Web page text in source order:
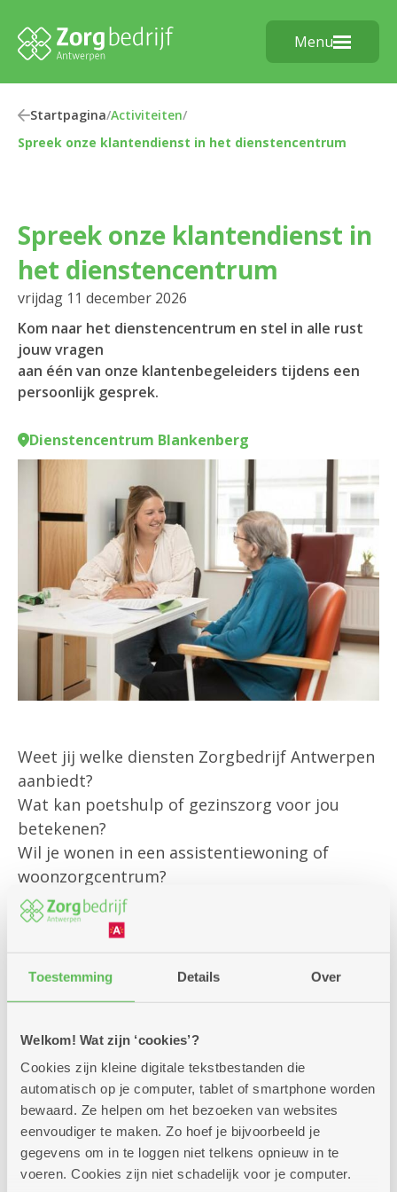
Toestemming Details Over
Welkom! Wat zijn ‘cookies’?
Cookies zijn kleine digitale tekstbestanden die
automatisch op je computer, tablet of smartphone worden
bewaard. Ze helpen om het bezoeken van websites
eenvoudiger te maken. Zo hoef je bijvoorbeeld je
gegevens om in te loggen niet telkens opnieuw in te
voeren. Cookies zijn niet schadelijk voor je computer.
Menu
Startpagina/Activiteiten/
Spreek onze klantendienst in het dienstencentrum
Spreek onze klantendienst in
het dienstencentrum
vrijdag 11 december 2026
Kom naar het dienstencentrum en stel in alle rust
jouw vragen
aan één van onze klantenbegeleiders tijdens een
persoonlijk gesprek.
Dienstencentrum Blankenberg
Weet jij welke diensten Zorgbedrijf Antwerpen
aanbiedt?
Wat kan poetshulp of gezinszorg voor jou
betekenen?
Wil je wonen in een assistentiewoning of
woonzorgcentrum?
Of heb je een andere vraag?
Onze klantenbegeleider is er om jou
persoonlijk te helpen met al jouw vragen rond
bestaande diensten
mogelijkheden die we aanbieden.
Kom gerust langs – we helpen je graag verder!